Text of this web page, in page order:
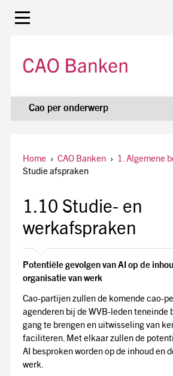
Cao per onderwerp
Home › CAO Banken › 1. Algemene
Studie afspraken
1.10 Studie- en
werkafspraken
Potentiële gevolgen van AI op de
organisatie van werk
Cao-partijen zullen de komende cao-
agenderen bij de WVB-leden teneinde
gang te brengen en uitwisseling van
faciliteren. Met elkaar zullen de
AI besproken worden op de inhoud en
werk.